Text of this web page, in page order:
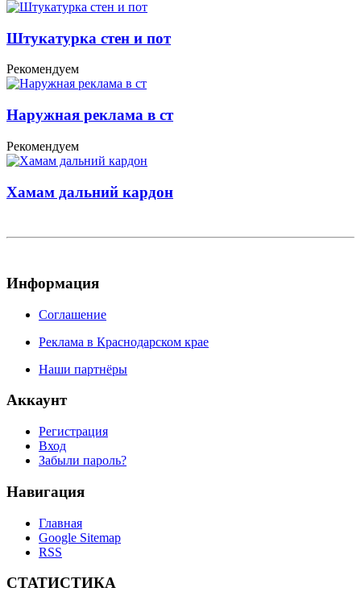
Штукатурка стен и пот
Рекомендуем
Наружная реклама в ст
Рекомендуем
Хамам дальний кардон
Информация
Соглашение
Реклама в Краснодарском крае
Наши партнёры
Аккаунт
Регистрация
Вход
Забыли пароль?
Навигация
Главная
Google Sitemap
RSS
СТАТИСТИКА